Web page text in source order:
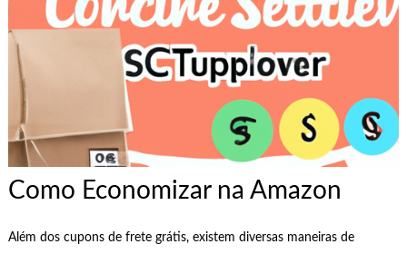
Como Economizar na Amazon
Além dos cupons de frete grátis, existem diversas maneiras de